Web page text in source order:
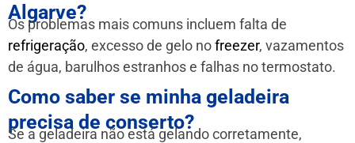
Algarve?
Os problemas mais comuns incluem falta de
refrigeração, excesso de gelo nofreezer, vazamentos
de água, barulhos estranhos e falhas no termostato.
Como saber se minha geladeira
precisa de conserto?
Se a geladeira não está gelando corretamente,